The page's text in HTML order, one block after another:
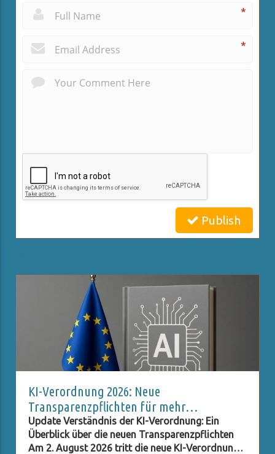
*
*
Publish
KI-Verordnung 2026: Neue
Transparenzpflichten für mehr
Datenschutz
Update Verständnis der KI-Verordnung: Ein
Überblick über die neuen Transparenzpflichten
Am 2. August 2026 tritt die neue KI-Verordnung